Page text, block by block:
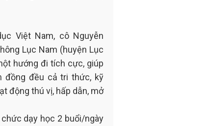
Việt Nam, cô Nguyễn
Lục Nam (huyện Lục
hướng đi tích cực, giúp
đồng đều cả tri thức, kỹ
động thú vị, hấp dẫn, mở
dạy học 2 buổi/ngày